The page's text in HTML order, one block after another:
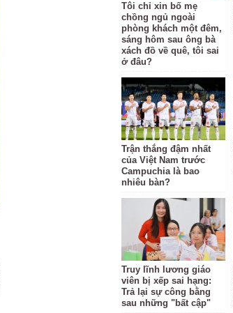
Tôi chỉ xin bố mẹ
chồng ngủ ngoài
phòng khách một đêm,
sáng hôm sau ông bà
xách đồ về quê, tôi sai
ở đâu?
Trận thắng đậm nhất
của Việt Nam trước
Campuchia là bao
nhiêu bàn?
Truy lĩnh lương giáo
viên bị xếp sai hạng:
Trả lại sự công bằng
sau những "bất cập"